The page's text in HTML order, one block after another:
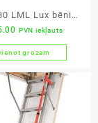
LML Lux bēniņu
kāpnesPVN iekļauts
grozam